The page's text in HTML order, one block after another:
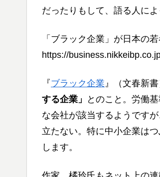
だったりもして、語る人によ
「ブラック企業」が日本の
https://
『ブラック企業 』（文春新
する企業」
とのこと。労働
な会社が該当するようです
立たない。特に中小企業は
します。